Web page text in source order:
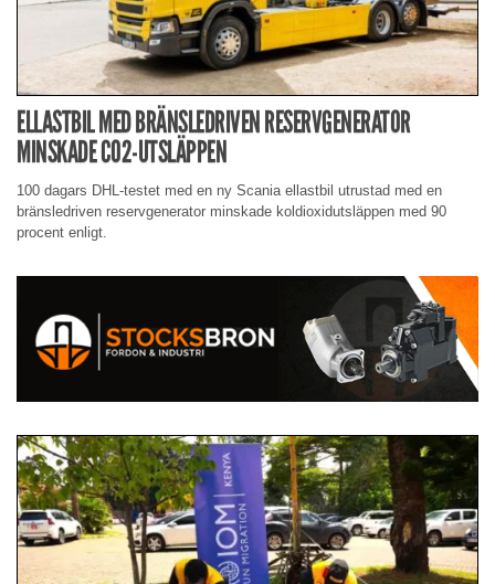
ELLASTBIL MED BRÄNSLEDRIVEN RESERVGENERATOR
MINSKADE CO2-UTSLÄPPEN
100 dagars DHL-testet med en ny Scania ellastbil utrustad med en
bränsledriven reservgenerator minskade koldioxidutsläppen med 90
procent enligt.